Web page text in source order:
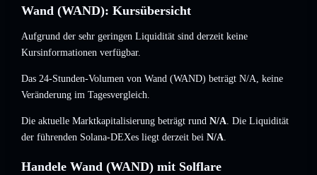
Wand (WAND): Kursübersicht
Aufgrund der sehr geringen Liquidität sind derzeit keine
Kursinformationen verfügbar.
Das 24-Stunden-Volumen von Wand (WAND) beträgt N/A, keine
Veränderung im Tagesvergleich.
Die aktuelle Marktkapitalisierung beträgt rund N/A. Die Liquidität
der führenden Solana-DEXes liegt derzeit bei N/A.
Handele Wand (WAND) mit Solflare